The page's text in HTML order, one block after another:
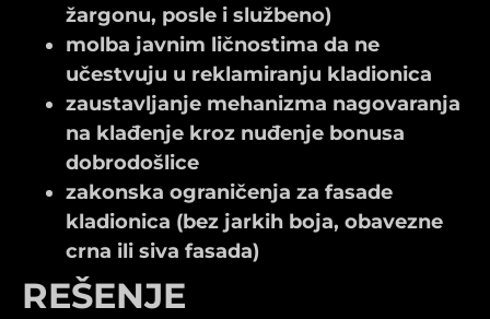
žargonu, posle i službeno)
molba javnim ličnostima da ne
učestvuju u reklamiranju kladionica
zaustavljanje mehanizma nagovaranja
na klađenje kroz nuđenje bonusa
dobrodošlice
zakonska ograničenja za fasade
kladionica (bez jarkih boja, obavezne
crna ili siva fasada)
REŠENJE